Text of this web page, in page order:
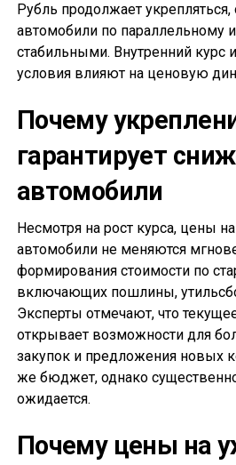
Рубль продолжает
автомобили по параллельному
стабильными. Внутренний курс
условия влияют на ценовую
Почему
гарантирует
автомобили
Несмотря на рост курса, цены
автомобили не меняются
формирования стоимости по
включающих пошлины,
Эксперты отмечают, что
открывает возможности для
закупок и предложения новых
же бюджет, однако
ожидается.
Почему цены на